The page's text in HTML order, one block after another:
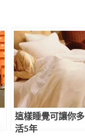
這樣睡覺可讓你多
活5年